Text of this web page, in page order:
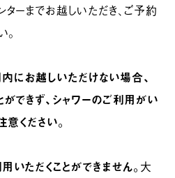
ーまでお越しいただき、ご予約
にお越しいただけない場合、
できず、シャワーのご利用がい
ください。
いただくことができません。 大